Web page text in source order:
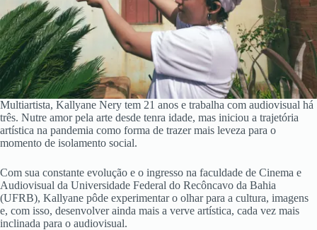
Multiartista, Kallyane Nery tem 21 anos e trabalha com audiovisual há
três. Nutre amor pela arte desde tenra idade, mas iniciou a trajetória
artística na pandemia como forma de trazer mais leveza para o
momento de isolamento social.
Com sua constante evolução e o ingresso na faculdade de Cinema e
Audiovisual da Universidade Federal do Recôncavo da Bahia
(UFRB), Kallyane pôde experimentar o olhar para a cultura, imagens
e, com isso, desenvolver ainda mais a verve artística, cada vez mais
inclinada para o audiovisual.